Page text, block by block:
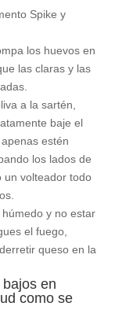
Spike y
los huevos en
las claras y las
a la sartén,
baje el
estén
los lados de
un volteador todo
y no estar
el fuego,
queso en la
en
como se